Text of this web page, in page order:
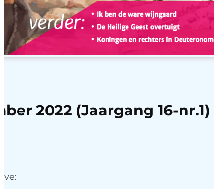
2022 (Jaargang 16-nr.1)
Prijsklasse:
7,50